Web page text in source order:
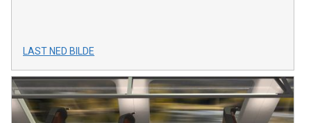
LAST NED BILDE